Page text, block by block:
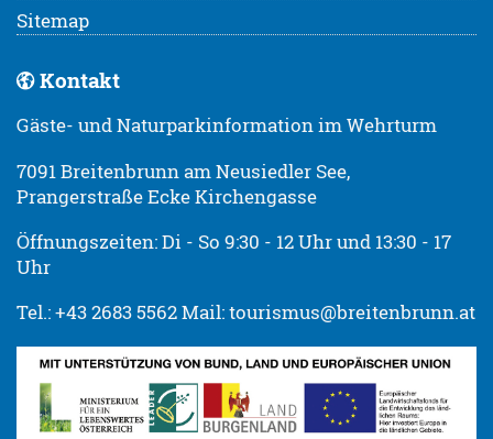
Sitemap
Kontakt
Gäste- und Naturparkinformation im Wehrturm
7091 Breitenbrunn am Neusiedler See,
Prangerstraße Ecke Kirchengasse
Öffnungszeiten: Di - So 9:30 - 12 Uhr und 13:30 - 17
Uhr
Tel.: +43 2683 5562 Mail: tourismus@breitenbrunn.at